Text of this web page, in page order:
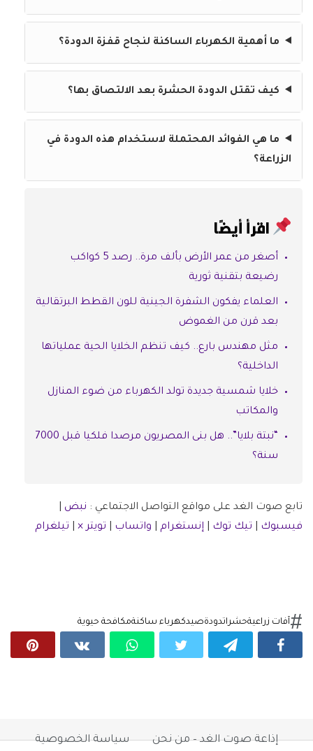
ما أهمية الكهرباء الساكنة لنجاح قفزة الدودة؟
كيف تقتل الدودة الحشرة بعد الالتصاق بها؟
ما هي الفوائد المحتملة لاستخدام هذه الدودة في
الزراعة؟
اقرأ أيضًا
أصغر من عمر الأرض بألف مرة.. رصد 5 كواكب
رضيعة بتقنية ثورية
العلماء يفكون الشفرة الجينية للون القطط البرتقالية
بعد قرن من الغموض
مثل مهندس بارع.. كيف تنظم الخلايا الحية عملياتها
الداخلية؟
خلايا شمسية جديدة تولد الكهرباء من ضوء المنازل
والمكاتب
“نبتة بلايا”.. هل بنى المصريون مرصدا فلكيا قبل 7000
سنة؟
تابع صوت الغد على مواقع التواصل الاجتماعي : نبض
فيسبوك
تيك توك إنستغرام واتساب تويتر × تيلغرام
آفات زراعيةحشراتدودةصيدكهرباء ساكنةمكافحة حيوية
إذاعة صوت الغد – من نحن سياسة الخصوصية